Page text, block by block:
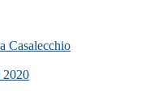
Casalecchio
2020